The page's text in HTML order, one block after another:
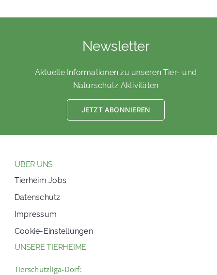
Newsletter
Aktuelle Informationen zu unseren Tier- und
Naturschutz Aktivitäten
JETZT ABONNIEREN
ÜBER UNS
Tierheim Jobs
Datenschutz
Impressum
Cookie-Einstellungen
UNSERE TIERHEIME
Tierschutzliga-Dorf: